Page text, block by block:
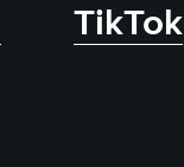
TikTok